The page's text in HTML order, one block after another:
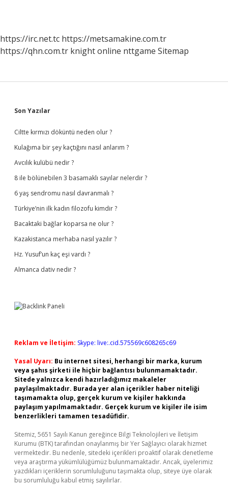
https://irc.net.tc https://metsamakine.com.tr
https://qhn.com.tr knight online nttgame Sitemap
Sidebar
Son Yazılar
Ciltte kırmızı döküntü neden olur ?
Kulağıma bir şey kaçtığını nasıl anlarım ?
Avcılık kulübü nedir ?
8 ile bölünebilen 3 basamaklı sayılar nelerdir ?
6 yaş sendromu nasıl davranmalı ?
Türkiye’nin ilk kadın filozofu kimdir ?
Bacaktaki bağlar koparsa ne olur ?
Kazakistanca merhaba nasıl yazılır ?
Hz. Yusuf’un kaç eşi vardı ?
Almanca dativ nedir ?
Reklam ve İletişim: Skype: live:.cid.575569c608265c69
Yasal Uyarı: Bu internet sitesi, herhangi bir marka, kurum
veya şahıs şirketi ile hiçbir bağlantısı bulunmamaktadır.
Sitede yalnızca kendi hazırladığımız makaleler
paylaşılmaktadır. Burada yer alan içerikler haber niteliği
taşımamakta olup, gerçek kurum ve kişiler hakkında
paylaşım yapılmamaktadır. Gerçek kurum ve kişiler ile isim
benzerlikleri tamamen tesadüfidir.
Sitemiz, 5651 Sayılı Kanun gereğince Bilgi Teknolojileri ve İletişim
Kurumu (BTK) tarafından onaylanmış bir Yer Sağlayıcı olarak hizmet
vermektedir. Bu nedenle, sitedeki içerikleri proaktif olarak denetleme
veya araştırma yükümlülüğümüz bulunmamaktadır. Ancak, üyelerimiz
yazdıkları içeriklerin sorumluluğunu taşımakta olup, siteye üye olarak
bu sorumluluğu kabul etmiş sayılırlar.